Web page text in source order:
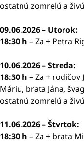
ostatnú zomrelú a
09.06.2026 – Utorok:
18:30 h – Za + Petra
10.06.2026 – Streda:
18:30 h – Za + rodičov
Máriu, brata Jána,
ostatnú zomrelú a
11.06.2026 – Štvrtok:
18:30 h – Za + brata